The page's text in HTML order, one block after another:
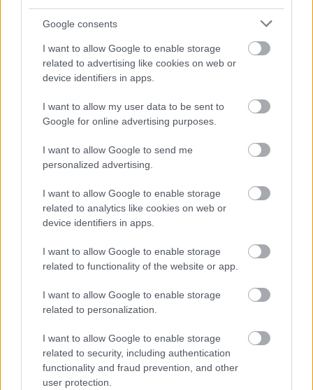
Google consents
I want to allow Google to enable storage
related to advertising like cookies on web or
device identifiers in apps.
I want to allow my user data to be sent to
Google for online advertising purposes.
I want to allow Google to send me
personalized advertising.
I want to allow Google to enable storage
related to analytics like cookies on web or
device identifiers in apps.
I want to allow Google to enable storage
related to functionality of the website or app.
I want to allow Google to enable storage
related to personalization.
I want to allow Google to enable storage
related to security, including authentication
functionality and fraud prevention, and other
user protection.
kecskeméti kecsup.hu lapigazgatójával.
nehézségekkel néznek szembe ezek a
orgánum, ha a kormány – a Klubrádióhoz
hasonlóan – elvágja őket az állami és a
közösségi finanszírozásból és pályázatokból. De
épp egy olyan, „átláthatóságinak” csúfolt
törvényen dolgozik, amely jelentősen
megnehezítené, sőt ellehetetlenítené az ilyen
típusú működést is. Mitől független ma egy
sajtótermék Magyarországon? Van-e esély